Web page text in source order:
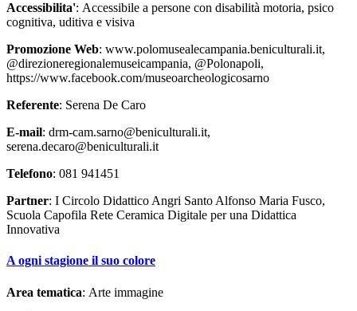
Accessibilita': Accessibile a persone con disabilità motoria, psico
cognitiva, uditiva e visiva
Promozione Web: www.polomusealecampania.beniculturali.it,
@direzioneregionalemuseicampania, @Polonapoli,
https://www.facebook.com/museoarcheologicosarno
Referente: Serena De Caro
E-mail: drm-cam.sarno@beniculturali.it,
serena.decaro@beniculturali.it
Telefono: 081 941451
Partner: I Circolo Didattico Angri Santo Alfonso Maria Fusco,
Scuola Capofila Rete Ceramica Digitale per una Didattica
Innovativa
A ogni stagione il suo colore
Area tematica: Arte immagine